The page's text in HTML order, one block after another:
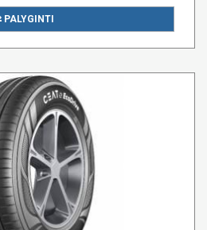
PALYGINTI